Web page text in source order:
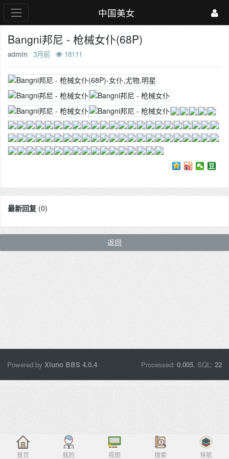
中国美女
首页 我的 视图 搜索 导航
Bangni邦尼 - 枪械女仆(68P)
admin 3月前 18111
最新回复 (0)
返回
Powered by Xiuno BBS 4.0.4 Processed: 0.005, SQL: 22